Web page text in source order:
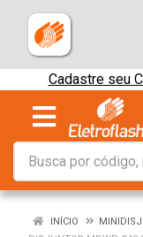
Cadastre seu
INÍCIO